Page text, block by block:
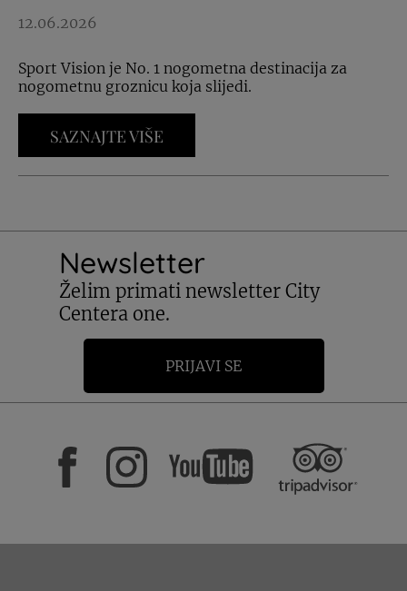
12.06.2026
Sport Vision je No. 1 nogometna destinacija za
nogometnu groznicu koja slijedi.
SAZNAJTE VIŠE
Newsletter
Želim primati newsletter City
Centera one.
PRIJAVI SE